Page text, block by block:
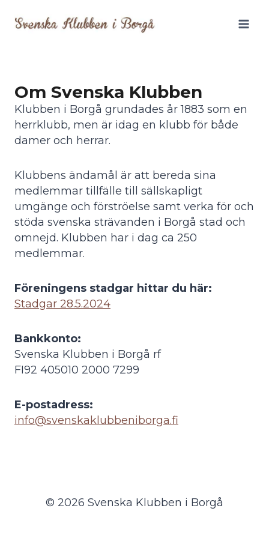
sisältöön
Om Svenska Klubben
Klubben i Borgå grundades år 1883 som en
herrklubb, men är idag en klubb för både
damer och herrar.
Klubbens ändamål är att bereda sina
medlemmar tillfälle till sällskapligt
umgänge och förströelse samt verka för och
stöda svenska strävanden i Borgå stad och
omnejd. Klubben har i dag ca 250
medlemmar.
Föreningens stadgar hittar du här:
Stadgar 28.5.2024
Bankkonto:
Svenska Klubben i Borgå rf
FI92 405010 2000 7299
E-postadress:
info@svenskaklubbeniborga.fi
© 2026 Svenska Klubben i Borgå